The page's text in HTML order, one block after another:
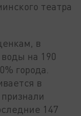
театра
в
на 190
города.
в
147